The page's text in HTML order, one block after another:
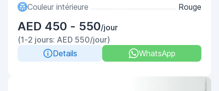
Couleur intérieure
Rouge
AED 450 - 550/jour
(1-2 jours: AED 550/jour)
Details
WhatsApp